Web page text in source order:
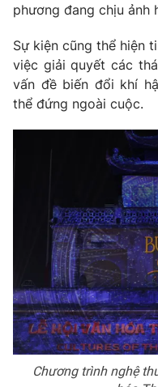
phương đang chịu ảnh
Sự kiện cũng thể hiện
việc giải quyết các
vấn đề biến đổi khí
thể đứng ngoài cuộc.
Chương trình nghệ